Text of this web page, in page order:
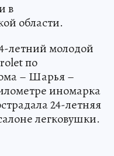
в
области.
летний молодой
по
– Шарья –
иномарка
24-летняя
легковушки.